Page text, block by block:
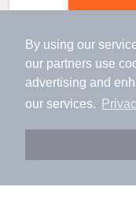
By using our
our partners use
advertising and
our services.
アプリに切り替
会員登録なしで
ラ・ルーチェ米満の賃
西